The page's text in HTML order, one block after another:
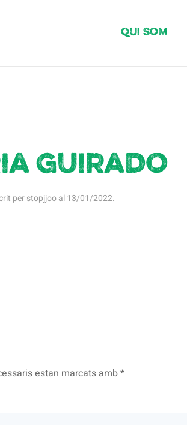
Qui Som
Guirado
perstopjjooal13/01/2022.
estan marcats amb*